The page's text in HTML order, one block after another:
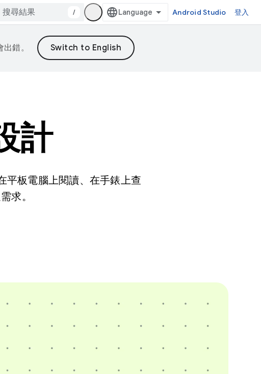
/ Android Studio 登入
錯。
計
平板電腦上閱讀、在手錶上查
求。